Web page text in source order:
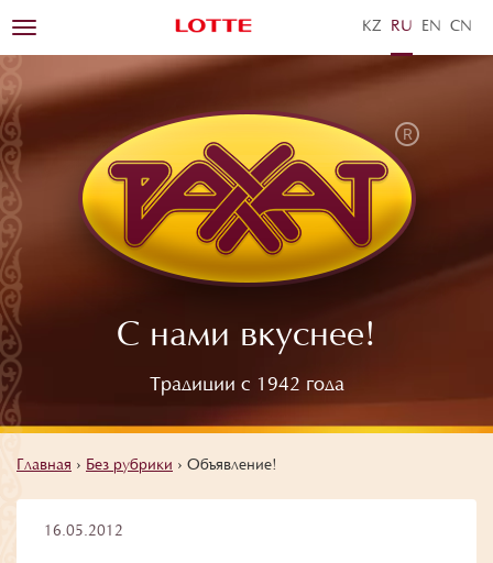
KZ RU EN ZH
С нами вкуснее!
Традиции с 1942 года
Toggle
navigation
Главная › Без рубрики › Объявление!
16.05.2012